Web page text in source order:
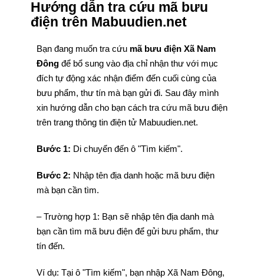
Hướng dẫn tra cứu mã bưu
điện trên Mabuudien.net
Bạn đang muốn tra cứu mã bưu điện Xã Nam
Đông để bổ sung vào địa chỉ nhận thư với mục
đích tự động xác nhận điểm đến cuối cùng của
bưu phẩm, thư tín mà bạn gửi đi. Sau đây mình
xin hướng dẫn cho bạn cách tra cứu mã bưu điện
trên trang thông tin điện tử Mabuudien.net.
Bước 1: Di chuyển đến ô "Tìm kiếm".
Bước 2: Nhập tên địa danh hoặc mã bưu điện
mà bạn cần tìm.
– Trường hợp 1: Bạn sẽ nhập tên địa danh mà
bạn cần tìm mã bưu điện để gửi bưu phẩm, thư
tín đến.
Ví dụ: Tại ô "Tìm kiếm", bạn nhập Xã Nam Đông,